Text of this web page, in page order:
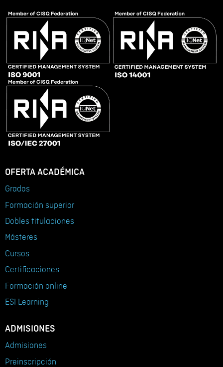
OFERTA ACADÉMICA
Grados
Formación superior
Dobles titulaciones
Másteres
Cursos
Certificaciones
Formación online
ESI Learning
ADMISIONES
Admisiones
Preinscripción